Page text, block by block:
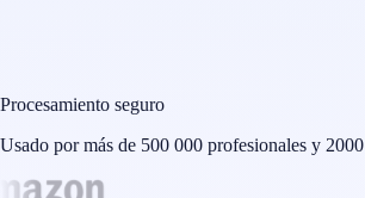
Procesamiento seguro
Usado por más de 500 000 profesionales y